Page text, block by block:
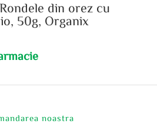
din orez cu
50g, Organix
noastra